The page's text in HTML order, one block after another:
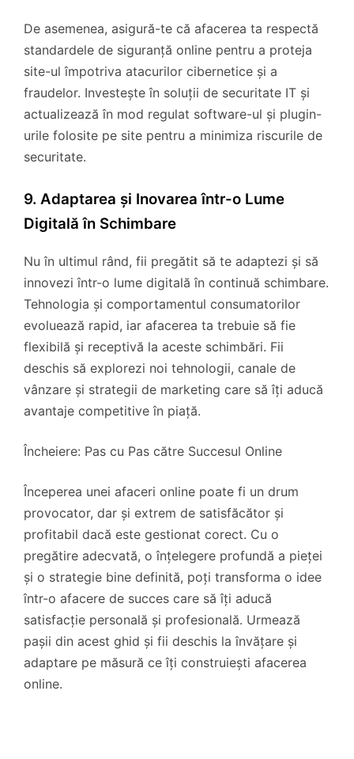
De asemenea, asigură-te că afacerea ta respectă
standardele de siguranță online pentru a proteja
site-ul împotriva atacurilor cibernetice și a
fraudelor. Investește în soluții de securitate IT și
actualizează în mod regulat software-ul și plugin-
urile folosite pe site pentru a minimiza riscurile de
securitate.
9. Adaptarea și Inovarea într-o Lume
Digitală în Schimbare
Nu în ultimul rând, fii pregătit să te adaptezi și să
innovezi într-o lume digitală în continuă schimbare.
Tehnologia și comportamentul consumatorilor
evoluează rapid, iar afacerea ta trebuie să fie
flexibilă și receptivă la aceste schimbări. Fii
deschis să explorezi noi tehnologii, canale de
vânzare și strategii de marketing care să îți aducă
avantaje competitive în piață.
Încheiere: Pas cu Pas către Succesul Online
Începerea unei afaceri online poate fi un drum
provocator, dar și extrem de satisfăcător și
profitabil dacă este gestionat corect. Cu o
pregătire adecvată, o înțelegere profundă a pieței
și o strategie bine definită, poți transforma o idee
într-o afacere de succes care să îți aducă
satisfacție personală și profesională. Urmează
pașii din acest ghid și fii deschis la învățare și
adaptare pe măsură ce îți construiești afacerea
online.